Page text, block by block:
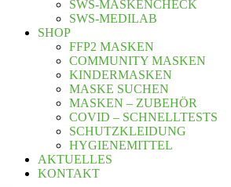
SWS-MASKENCHECK
SWS-MEDILAB
SHOP
FFP2 MASKEN
COMMUNITY MASKEN
KINDERMASKEN
MASKE SUCHEN
MASKEN – ZUBEHÖR
COVID – SCHNELLTESTS
SCHUTZKLEIDUNG
HYGIENEMITTEL
AKTUELLES
KONTAKT